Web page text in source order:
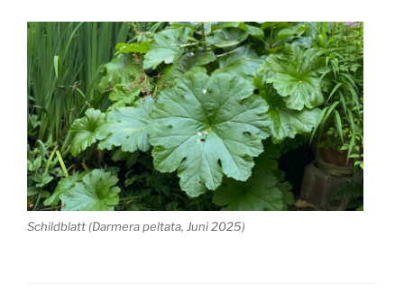
Schildblatt (Darmera peltata, Juni 2025)